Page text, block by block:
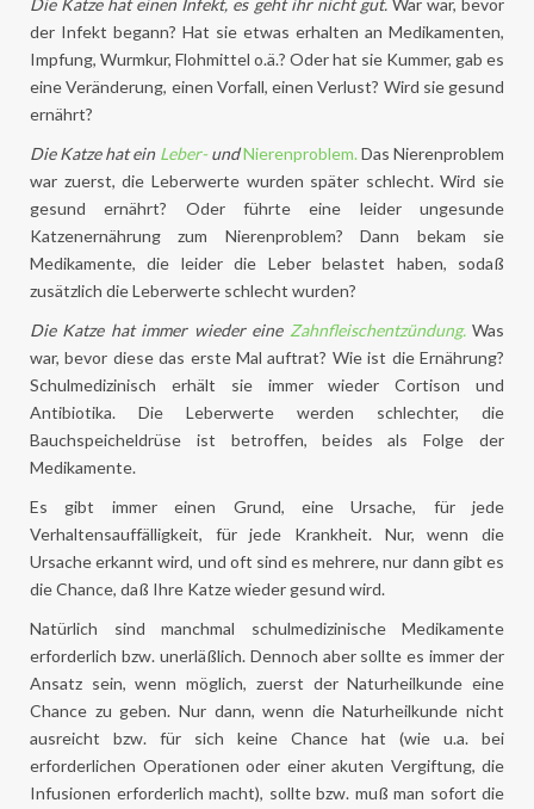
Die Katze hat einen Infekt, es geht ihr nicht gut. War war, bevor
der Infekt begann? Hat sie etwas erhalten an Medikamenten,
Impfung, Wurmkur, Flohmittel o.ä.? Oder hat sie Kummer, gab es
eine Veränderung, einen Vorfall, einen Verlust? Wird sie gesund
ernährt?
Die Katze hat ein Leber-undNierenproblem. Das Nierenproblem
war zuerst, die Leberwerte wurden später schlecht. Wird sie
gesund ernährt? Oder führte eine leider ungesunde
Katzenernährung zum Nierenproblem? Dann bekam sie
Medikamente, die leider die Leber belastet haben, sodaß
zusätzlich die Leberwerte schlecht wurden?
Die Katze hat immer wieder eine Zahnfleischentzündung.Was
war, bevor diese das erste Mal auftrat? Wie ist die Ernährung?
Schulmedizinisch erhält sie immer wieder Cortison und
Antibiotika. Die Leberwerte werden schlechter, die
Bauchspeicheldrüse ist betroffen, beides als Folge der
Medikamente.
Es gibt immer einen Grund, eine Ursache, für jede
Verhaltensauffälligkeit, für jede Krankheit. Nur, wenn die
Ursache erkannt wird, und oft sind es mehrere, nur dann gibt es
die Chance, daß Ihre Katze wieder gesund wird.
Natürlich sind manchmal schulmedizinische Medikamente
erforderlich bzw. unerläßlich. Dennoch aber sollte es immer der
Ansatz sein, wenn möglich, zuerst der Naturheilkunde eine
Chance zu geben. Nur dann, wenn die Naturheilkunde nicht
ausreicht bzw. für sich keine Chance hat (wie u.a. bei
erforderlichen Operationen oder einer akuten Vergiftung, die
Infusionen erforderlich macht), sollte bzw. muß man sofort die